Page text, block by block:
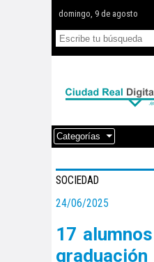
domingo, 9 de agosto
Categorías
SOCIEDAD
24/06/2025
17